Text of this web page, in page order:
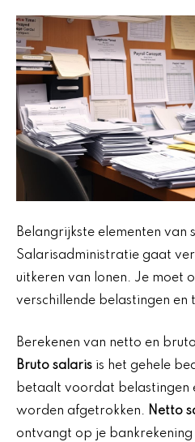
Belangrijkste elementen van
Salarisadministratie gaat
uitkeren van lonen. Je moet
verschillende belastingen en
Berekenen van netto en
Bruto salaris is het gehele
betaalt voordat belastingen
worden afgetrokken. Netto
ontvangt op je